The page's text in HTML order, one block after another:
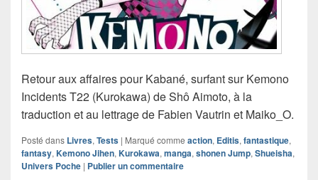
Retour aux affaires pour Kabané, surfant sur Kemono
Incidents T22 (Kurokawa) de Shô Aimoto, à la
traduction et au lettrage de Fabien Vautrin et Maiko_O.
Posté dans Livres, Tests | Marqué comme action, Editis, fantastique,
fantasy, Kemono Jihen, Kurokawa, manga, shonen Jump, Shueisha,
Univers Poche | Publier un commentaire